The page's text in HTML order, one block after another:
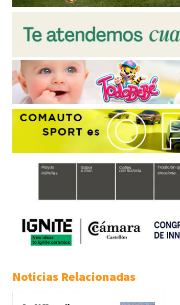
Noticias Relacionadas